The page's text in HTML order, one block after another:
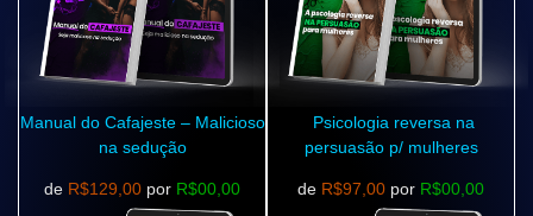
Manual do Cafajeste – Malicioso
na sedução
de R$129,00 por R$00,00
Psicologia reversa na
persuasão p/ mulheres
de R$97,00 por R$00,00